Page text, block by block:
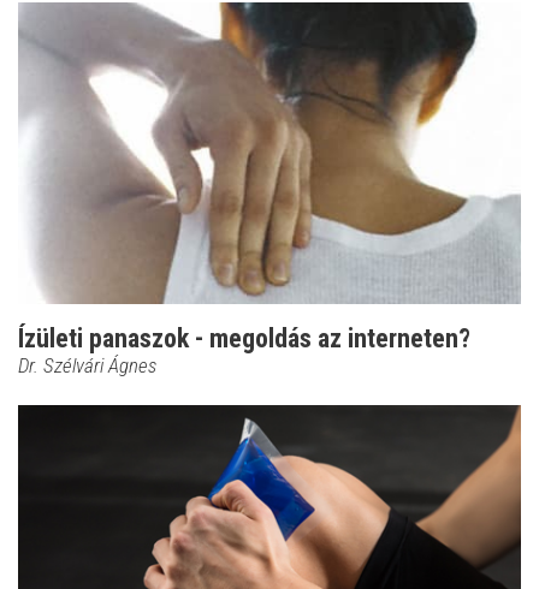
Ízületi panaszok - megoldás az interneten?
Dr. Szélvári Ágnes